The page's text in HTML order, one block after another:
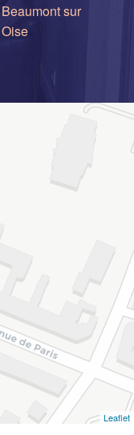
Beaumont sur
Oise
Leaflet